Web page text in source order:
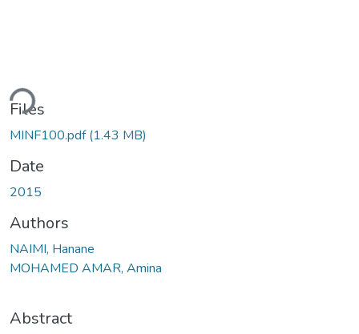
Files
MINF100.pdf(1.43 MB)
Date
2015
Authors
NAIMI, Hanane
MOHAMED AMAR, Amina
Abstract